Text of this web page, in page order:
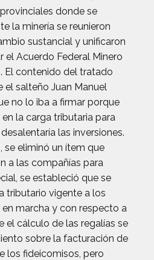
donde se
la minería se reunieron
sustancial y unificaron
el Acuerdo Federal Minero
El contenido del tratado
salteño Juan Manuel
no lo iba a firmar porque
la carga tributaria para
las inversiones.
se eliminó un ítem que
a las compañías para
se estableció que se
tributario vigente a los
marcha y con respecto a
el cálculo de las regalías se
sobre la facturación de
los fideicomisos, pero